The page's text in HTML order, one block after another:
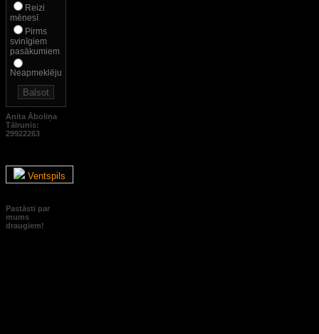
Reizi
mēnesī
Pirms
svinīgiem
pasākumiem
Neapmeklēju
Anita Āboliņa
Tālrunis:
29922263
Ventspils
Pastāsti par
mums
draugiem!